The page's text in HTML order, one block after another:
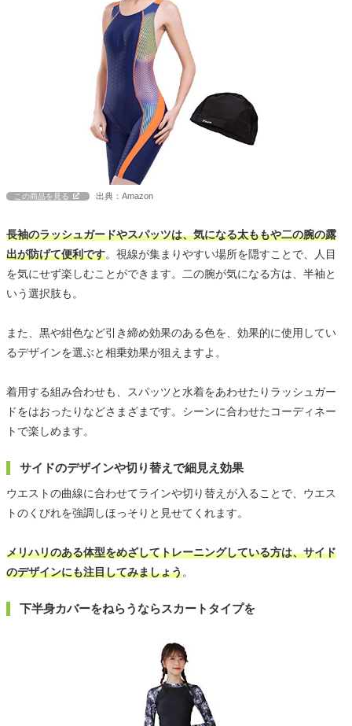
この商品を見る 出典：Amazon
長袖のラッシュガードやスパッツは、気になる太ももや二の腕の露
出が防げて便利です。視線が集まりやすい場所を隠すことで、人目
を気にせず楽しむことができます。二の腕が気になる方は、半袖と
いう選択肢も。
また、黒や紺色など引き締め効果のある色を、効果的に使用してい
るデザインを選ぶと相乗効果が狙えますよ。
着用する組み合わせも、スパッツと水着をあわせたりラッシュガー
ドをはおったりなどさまざまです。シーンに合わせたコーディネー
トで楽しめます。
サイドのデザインや切り替えで細見え効果
ウエストの曲線に合わせてラインや切り替えが入ることで、ウエス
トのくびれを強調しほっそりと見せてくれます。
メリハリのある体型をめざしてトレーニングしている方は、サイド
のデザインにも注目してみましょう。
下半身カバーをねらうならスカートタイプを